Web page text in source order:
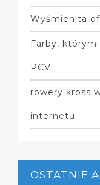
Wyśmienita
Farby,
PCV
rowery kross
internetu
OSTATNIE